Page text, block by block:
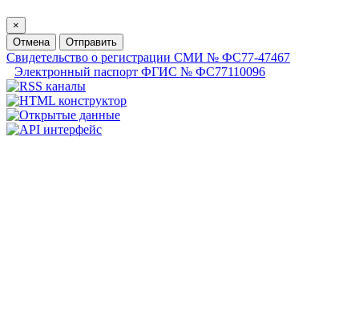
×
Отмена
Отправить
Свидетельство о регистрации СМИ № ФС77-47467
Электронный паспорт ФГИС № ФС77110096